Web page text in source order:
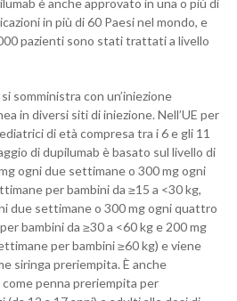
è anche approvato in una o più di
in più di 60 Paesi nel mondo, e
pazienti sono stati trattati a livello
somministra con un’iniezione
in diversi siti di iniezione. Nell’UE per
di età compresa tra i 6 e gli 11
di dupilumab è basato sul livello di
ogni due settimane o 300 mg ogni
per bambini da ≥15 a <30 kg,
due settimane o 300 mg ogni quattro
bambini da ≥30 a <60 kg e 200 mg
per bambini ≥60 kg) e viene
siringa preriempita. È anche
penna preriempita per